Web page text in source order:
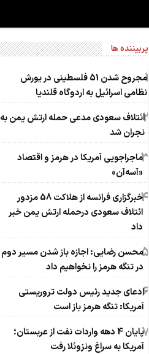
پربیننده ها
1
مجروح شدن 51 فلسطینی در یورش
نظامی اسرائیل به اردوگاه قلندیا
2ائتلاف سعودی مدعی حمله ارتش یمن به
نجران شد
3ماجراجویی آمریکا در هرمز و اقتصاد
«آسه‌آن»
4
خبرگزاری فرانسه از هلاکت 58 مزدور
ائتلاف سعودی درحمله ارتش یمن خبر
داد
5محسن رضایی: اجازه باز شدن مسیر دوم
در تنگه هرمز را نخواهیم داد
6ادعای جدید رئیس دولت تروریستی
آمریکا: تنگه هرمز باز است
7
پایان 4 دهه واردات نفت از عربستان؛
آمریکا به سراغ ونزوئلا رفت